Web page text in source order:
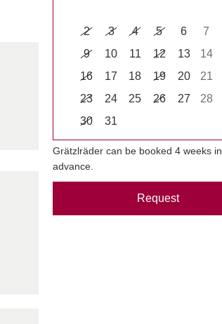
2
3 4 5 6 7
9
10 11 12 13 14
16
17 18 19 20 21
23
24 25 26 27 28
30
31
Grätzlräder can be booked 4 weeks in
advance.
Request